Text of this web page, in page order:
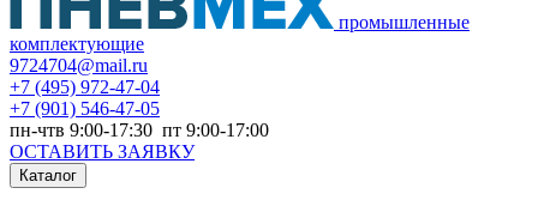
промышленные
комплектующие
9724704@mail.ru
+7 (495) 972-47-04
+7 (901) 546-47-05
пн-чтв 9:00-17:30 пт 9:00-17:00
ОСТАВИТЬ ЗАЯВКУ
Каталог